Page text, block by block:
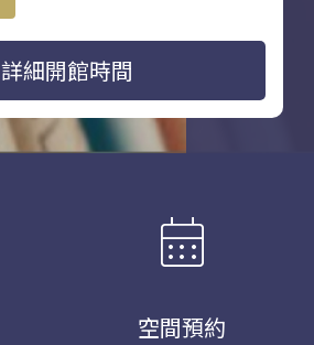
詳細開館時間
calendar_month
空間預約